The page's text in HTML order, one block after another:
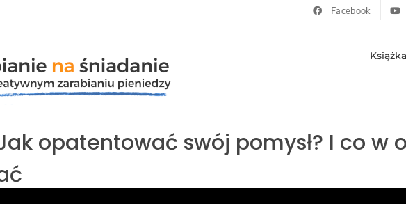
Facebook
Książka
opatentować swój pomysł? I co w